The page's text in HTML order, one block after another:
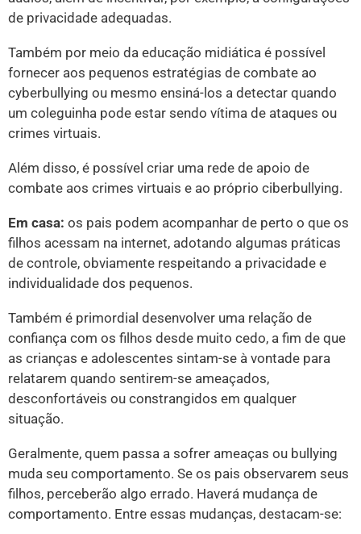
de privacidade adequadas.
Também por meio da educação midiática é possível
fornecer aos pequenos estratégias de combate ao
cyberbullying ou mesmo ensiná-los a detectar quando
um coleguinha pode estar sendo vítima de ataques ou
crimes virtuais.
Além disso, é possível criar uma rede de apoio de
combate aos crimes virtuais e ao próprio ciberbullying.
Em casa: os pais podem acompanhar de perto o que os
filhos acessam na internet, adotando algumas práticas
de controle, obviamente respeitando a privacidade e
individualidade dos pequenos.
Também é primordial desenvolver uma relação de
confiança com os filhos desde muito cedo, a fim de que
as crianças e adolescentes sintam-se à vontade para
relatarem quando sentirem-se ameaçados,
desconfortáveis ou constrangidos em qualquer
situação.
Geralmente, quem passa a sofrer ameaças ou bullying
muda seu comportamento. Se os pais observarem seus
filhos, perceberão algo errado. Haverá mudança de
comportamento. Entre essas mudanças, destacam-se: